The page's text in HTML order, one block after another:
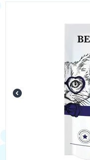
Цинк : 30; Таурин :
Д3 : 241; Витамин Е :